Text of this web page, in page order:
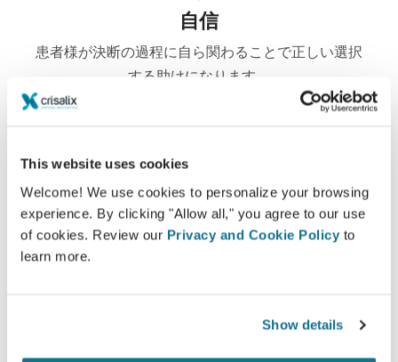
This website uses cookies
Welcome! We use cookies to personalize your browsing
experience. By clicking "Allow all," you agree to our use
of cookies. Review our Privacy and Cookie Policy to
learn more.
Show details
自信
患者様が決断の過程に自ら関わることで正しい選択
する助けになります。
満足した
100% の女性が、事前にクリサリクス３Dシミュレ
ーションを確認後に受けた自身の手術に満足または
大変満足していると話しています。*
*オンラインで行われた5月2010年と9月2011年の間に豊胸の手術